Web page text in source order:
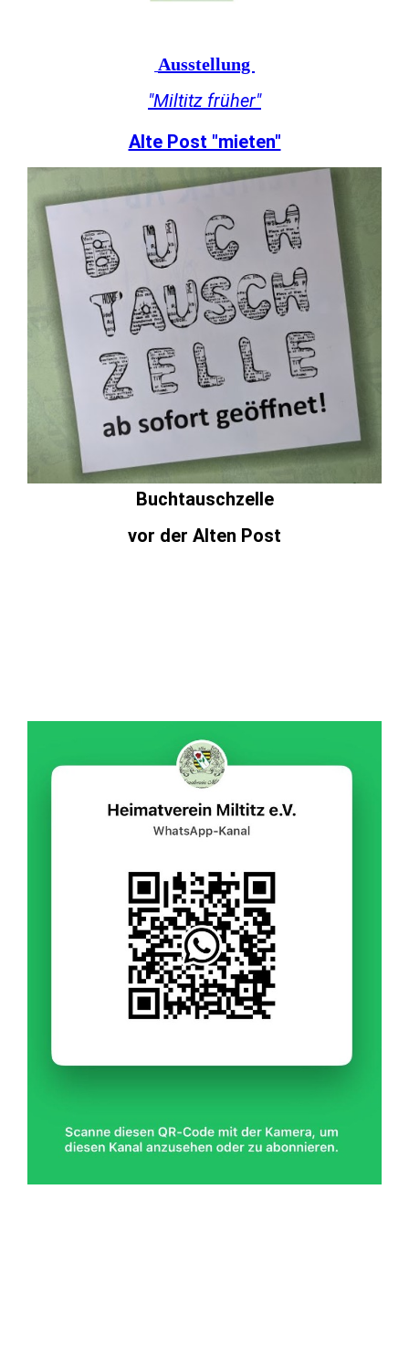
Ausstellung
"Miltitz früher"
Alte Post "mieten"
Buchtauschzelle
vor der Alten Post